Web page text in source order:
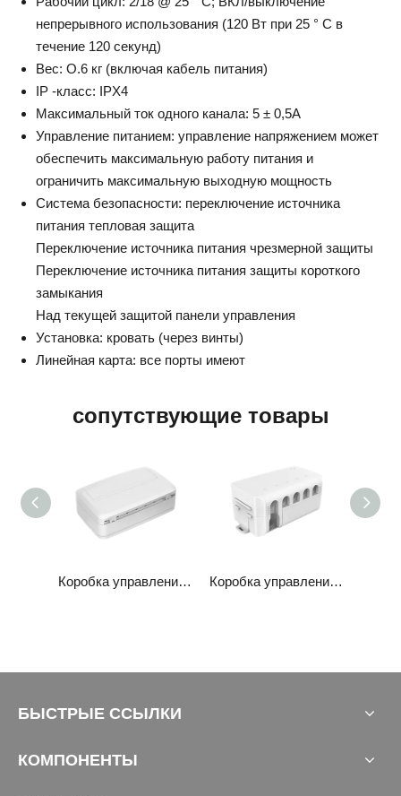
непрерывного использования (120 Вт при 25 ° C в
течение 120 секунд)
Вес: O.6 кг (включая кабель питания)
IP -класс: IPX4
Максимальный ток одного канала: 5 ± 0,5А
Управление питанием: управление напряжением может
обеспечить максимальную работу питания и
ограничить максимальную выходную мощность
Система безопасности: переключение источника
питания тепловая защита
Переключение источника питания чрезмерной защиты
Переключение источника питания защиты короткого
замыкания
Над текущей защитой панели управления
Установка: кровать (через винты)
Линейная карта: все порты имеют
сопутствующие товары
Коробка управления JCB35T2 Коробка управления JCB35Q
БЫСТРЫЕ ССЫЛКИ
КОМПОНЕНТЫ